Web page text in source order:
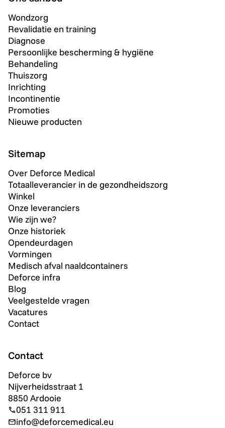
Wondzorg
Revalidatie en training
Diagnose
Persoonlijke bescherming & hygiëne
Behandeling
Thuiszorg
Inrichting
Incontinentie
Promoties
Nieuwe producten
Sitemap
Over Deforce Medical
Totaalleverancier in de gezondheidszorg
Winkel
Onze leveranciers
Wie zijn we?
Onze historiek
Opendeurdagen
Vormingen
Medisch afval naaldcontainers
Deforce infra
Blog
Veelgestelde vragen
Vacatures
Contact
Contact
Deforce bv
Nijverheidsstraat 1
8850 Ardooie
051 311 911
info@deforcemedical.eu